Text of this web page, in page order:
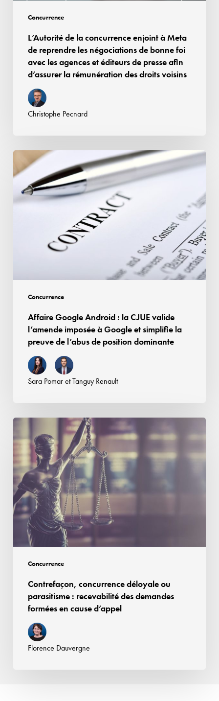
Concurrence
négociations
bonne
agences
presse
afin
d’assurer
rémunération
L’Autorité de la concurrence enjoint à Meta
de reprendre les négociations de bonne foi
avec les agences et éditeurs de presse afin
d’assurer la rémunération des droits voisins
Christophe Pecnard
Concurrence
Google
Android
:
à
Google
simplifie
preuve
position
dominante
Affaire Google Android : la CJUE valide
l’amende imposée à Google et simplifie la
preuve de l’abus de position dominante
Sara PomaretTanguy Renault
Concurrence
concurrence
déloyale
ou
parasitisme :
recevabilité
des
demandes
formées
en
cause
Contrefaçon, concurrence déloyale ou
parasitisme : recevabilité des demandes
formées en cause d’appel
Florence Dauvergne